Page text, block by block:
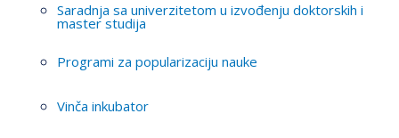
Saradnja sa univerzitetom u izvođenju doktorskih i
master studija
Programi za popularizaciju nauke
Vinča inkubator